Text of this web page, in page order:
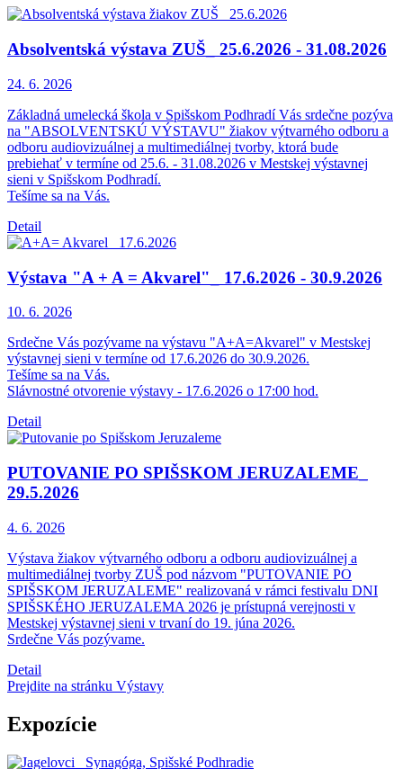
Absolventská výstava ZUŠ_ 25.6.2026 - 31.08.2026
24. 6. 2026
Základná umelecká škola v Spišskom Podhradí Vás srdečne pozýva
na "ABSOLVENTSKÚ VÝSTAVU" žiakov výtvarného odboru a
odboru audiovizuálnej a multimediálnej tvorby, ktorá bude
prebiehať v termíne od 25.6. - 31.08.2026 v Mestskej výstavnej
sieni v Spišskom Podhradí.
Tešíme sa na Vás.
Detail
Výstava "A + A = Akvarel"_ 17.6.2026 - 30.9.2026
10. 6. 2026
Srdečne Vás pozývame na výstavu "A+A=Akvarel" v Mestskej
výstavnej sieni v termíne od 17.6.2026 do 30.9.2026.
Tešíme sa na Vás.
Slávnostné otvorenie výstavy - 17.6.2026 o 17:00 hod.
Detail
PUTOVANIE PO SPIŠSKOM JERUZALEME_
29.5.2026
4. 6. 2026
Výstava žiakov výtvarného odboru a odboru audiovizuálnej a
multimediálnej tvorby ZUŠ pod názvom "PUTOVANIE PO
SPIŠSKOM JERUZALEME" realizovaná v rámci festivalu DNI
SPIŠSKÉHO JERUZALEMA 2026 je prístupná verejnosti v
Mestskej výstavnej sieni v trvaní do 19. júna 2026.
Srdečne Vás pozývame.
Detail
Prejdite na stránku Výstavy
Expozície